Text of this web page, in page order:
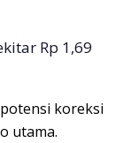
Rp 1,69
koreksi
utama.